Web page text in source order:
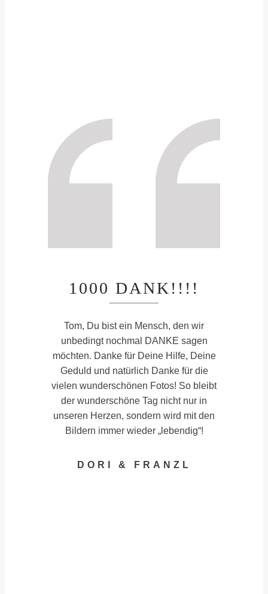
1000 DANK!!!!
Tom, Du bist ein Mensch, den wir
unbedingt nochmal DANKE sagen
möchten. Danke für Deine Hilfe, Deine
Geduld und natürlich Danke für die
vielen wunderschönen Fotos! So bleibt
der wunderschöne Tag nicht nur in
unseren Herzen, sondern wird mit den
Bildern immer wieder „lebendig“!
DORI & FRANZL